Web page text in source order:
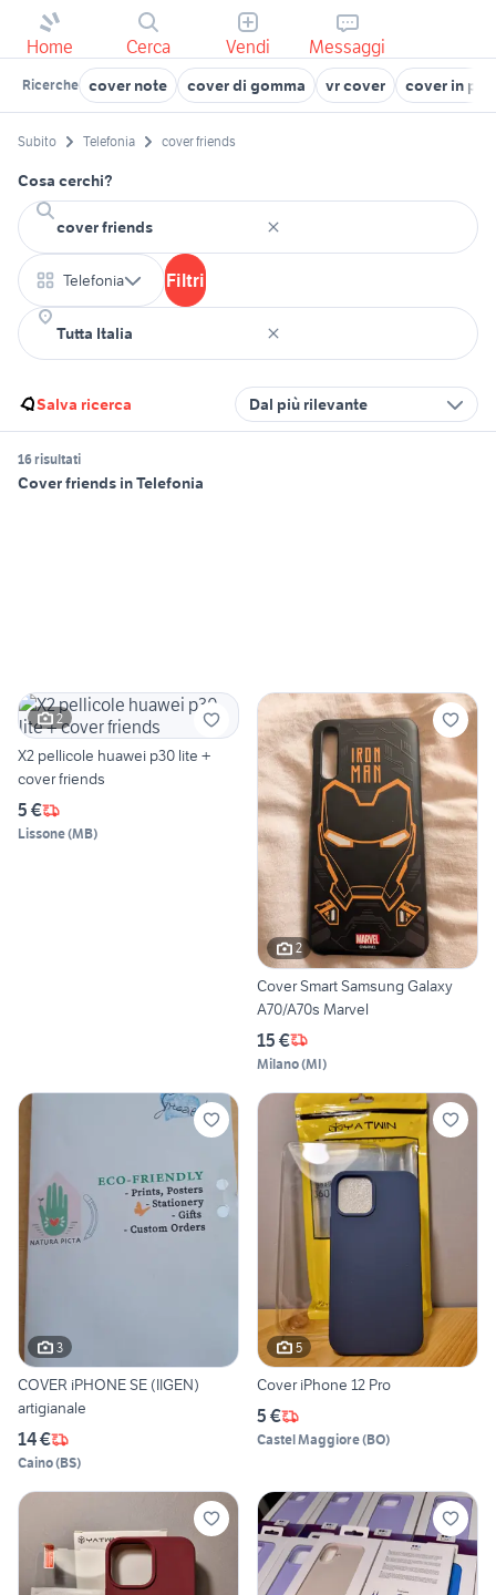
Home Cerca Vendi Messaggi
Ricerche cover note cover di gomma vr cover cover in
Subito Telefonia cover friends
Cosa cerchi?
Telefonia Filtri
Salva ricerca Dal più rilevante
16 risultati
Cover friends in Telefonia
2
X2 pellicole huawei p30 lite +
cover friends
5 €
Lissone(MB)
2
Cover Smart Samsung Galaxy
A70/A70s Marvel
15 €
Milano(MI)
3
COVER iPHONE SE (IIGEN)
artigianale
14 €
Caino(BS)
5
Cover iPhone 12 Pro
5 €
Castel Maggiore(BO)